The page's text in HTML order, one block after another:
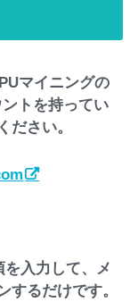
マイニングの
トを持ってい
ださい。
入力して、メ
するだけです。